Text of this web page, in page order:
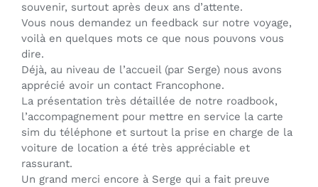
souvenir, surtout après deux ans d’attente.
Vous nous demandez un feedback sur notre voyage,
voilà en quelques mots ce que nous pouvons vous
dire.
Déjà, au niveau de l’accueil (par Serge) nous avons
apprécié avoir un contact Francophone.
La présentation très détaillée de notre roadbook,
l’accompagnement pour mettre en service la carte
sim du téléphone et surtout la prise en charge de la
voiture de location a été très appréciable et
rassurant.
Un grand merci encore à Serge qui a fait preuve